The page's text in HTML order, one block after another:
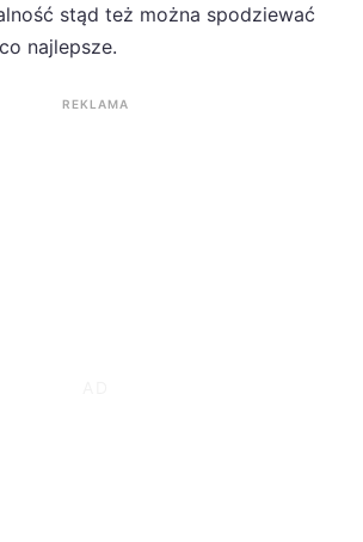
stąd też można spodziewać
najlepsze.
REKLAMA